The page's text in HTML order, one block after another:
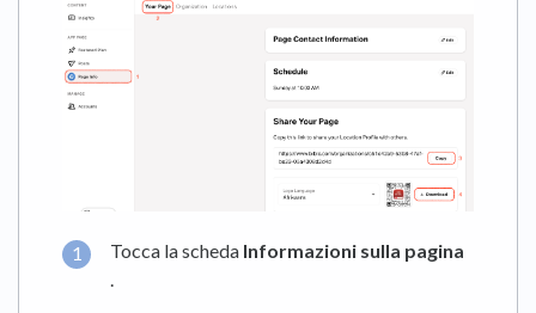
Tocca la scheda Informazioni sulla pagina
.